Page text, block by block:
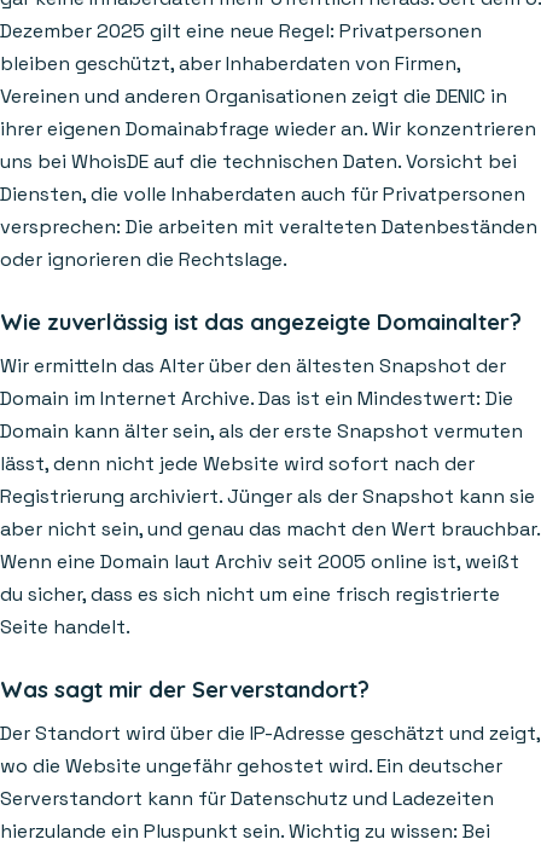
Dezember 2025 gilt eine neue Regel: Privatpersonen
bleiben geschützt, aber Inhaberdaten von Firmen,
Vereinen und anderen Organisationen zeigt die DENIC in
ihrer eigenen Domainabfrage wieder an. Wir konzentrieren
uns bei WhoisDE auf die technischen Daten. Vorsicht bei
Diensten, die volle Inhaberdaten auch für Privatpersonen
versprechen: Die arbeiten mit veralteten Datenbeständen
oder ignorieren die Rechtslage.
Wie zuverlässig ist das angezeigte Domainalter?
Wir ermitteln das Alter über den ältesten Snapshot der
Domain im Internet Archive. Das ist ein Mindestwert: Die
Domain kann älter sein, als der erste Snapshot vermuten
lässt, denn nicht jede Website wird sofort nach der
Registrierung archiviert. Jünger als der Snapshot kann sie
aber nicht sein, und genau das macht den Wert brauchbar.
Wenn eine Domain laut Archiv seit 2005 online ist, weißt
du sicher, dass es sich nicht um eine frisch registrierte
Seite handelt.
Was sagt mir der Serverstandort?
Der Standort wird über die IP-Adresse geschätzt und zeigt,
wo die Website ungefähr gehostet wird. Ein deutscher
Serverstandort kann für Datenschutz und Ladezeiten
hierzulande ein Pluspunkt sein. Wichtig zu wissen: Bei